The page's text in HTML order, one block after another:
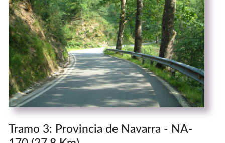
Tramo 3: Provincia de Navarra - NA-